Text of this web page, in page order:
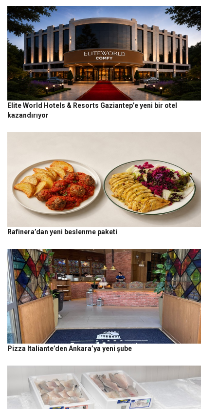
Elite World Hotels & Resorts Gaziantep’e yeni bir otel
kazandırıyor
Rafinera’dan yeni beslenme paketi
Pizza Italiante’den Ankara’ya yeni şube